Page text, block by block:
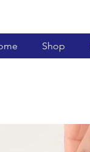
Shop